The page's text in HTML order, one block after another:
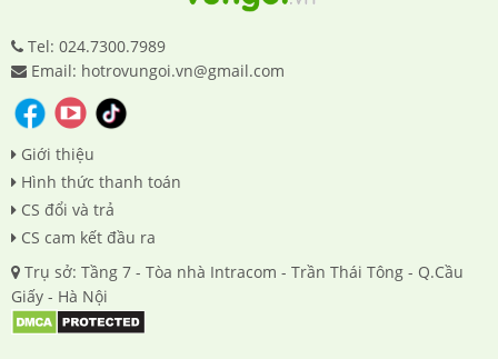
Tel: 024.7300.7989
Email: hotrovungoi.vn@gmail.com
Giới thiệu
Hình thức thanh toán
CS đổi và trả
CS cam kết đầu ra
Trụ sở: Tầng 7 - Tòa nhà Intracom - Trần Thái Tông - Q.Cầu
Giấy - Hà Nội